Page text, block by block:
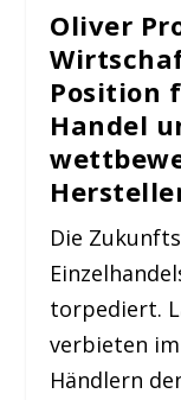
Oliver
Position
Handel
Die
torpediert.
verbieten
Händlern